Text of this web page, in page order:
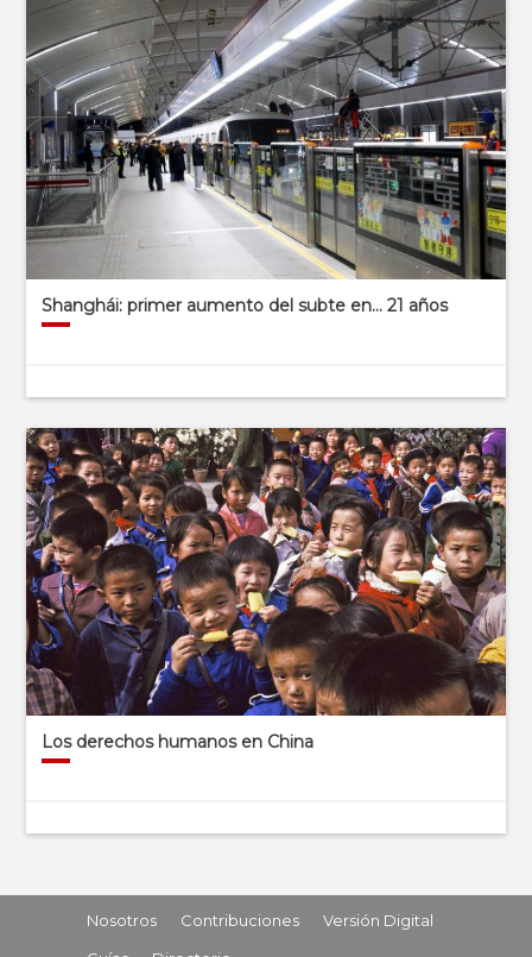
Shanghái: primer aumento del subte en… 21 años
Los derechos humanos en China
Nosotros Contribuciones
Versión Digital